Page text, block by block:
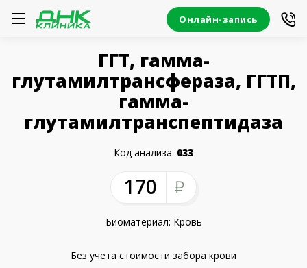
Онлайн-запись
ГГТ, гамма-
глутамилтрансфераза, ГГТП,
гамма-
глутамилтранспептидаза
Код анализа: 033
170
Биоматериал: Кровь
Без учета стоимости забора крови